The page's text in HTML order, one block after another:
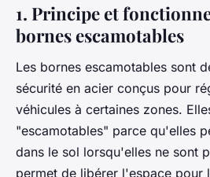
1. Principe et
bornes escamotables
Les bornes escamotables sont
sécurité en acier conçus pour
véhicules à certaines zones.
"escamotables" parce qu'elles
dans le sol lorsqu'elles ne sont
permet de libérer l'espace pour